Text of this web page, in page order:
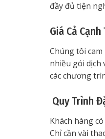
đầy đủ tiện
Giá Cả Cạnh
Chúng tôi
nhiều gói dịch
các chương
Quy Trình
Khách hàng
Chỉ cần vài